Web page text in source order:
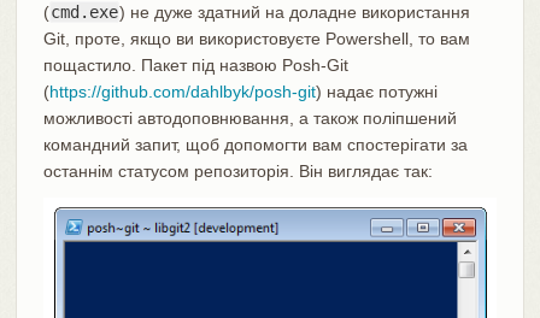
(cmd.exe) не дуже здатний на доладне використання
Git, проте, якщо ви використовуєте Powershell, то вам
пощастило. Пакет під назвою Posh-Git
(https://github.com/dahlbyk/posh-git) надає потужні
можливості автодоповнювання, а також поліпшений
командний запит, щоб допомогти вам спостерігати за
останнім статусом репозиторія. Він виглядає так: